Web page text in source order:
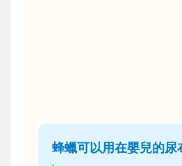
蜂蠟可以用在嬰兒的尿